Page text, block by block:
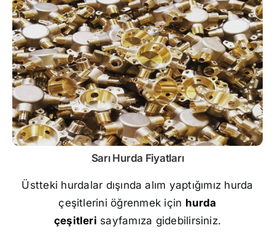
Sarı Hurda Fiyatları
Üstteki hurdalar dışında alım yaptığımız hurda
çeşitlerini öğrenmek için hurda
çeşitleri sayfamıza gidebilirsiniz.